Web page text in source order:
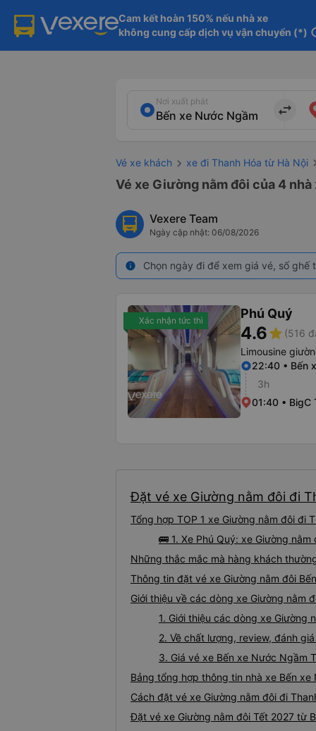
Cam kết hoàn 150% nếu nhà xe
không cung cấp dịch vụ vận chuyển (*)
Nơi xuất phát
import_export
Vé xe khách xe đi Thanh Hóa từ Hà Nội
Vé xe Giường nằm đôi của 4
Vexere Team
Ngày cập nhật: 06/08/2026
info Chọn ngày đi để xem giá vé, số
Xác nhận tức thì Phú Quý
4.6star (516
Limousine
22:40 • Bến
3h
01:40 • BigC
Đặt vé xe Giường nằm đôi đi
Tổng hợp TOP 1 xe Giường nằm đôi đi
🚌 1. Xe Phú Quý: xe Giường
Những thắc mắc mà hàng khách
Thông tin đặt vé xe Giường nằm đôi
Giới thiệu về các dòng xe Giường nằm
1. Giới thiệu các dòng xe Giường
2. Về chất lượng, review, đánh
3. Giá vé xe Bến xe Nước Ngầm
Bảng tổng hợp thông tin nhà xe Bến xe
Cách đặt vé xe Giường nằm đôi đi
Đặt vé xe Giường nằm đôi Tết 2027 từ